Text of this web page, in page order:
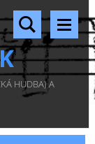
HUDBA) A